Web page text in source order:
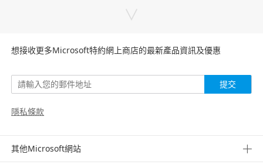
∨
想接收更多Microsoft特約網上商店的最新產品資訊及優惠
提交
隱私條款
其他Microsoft網站